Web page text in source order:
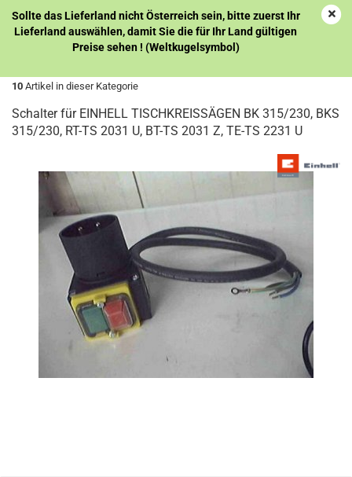
Sollte das Lieferland nicht Österreich sein, bitte zuerst Ihr
Lieferland auswählen, damit Sie die für Ihr Land gültigen
Preise sehen ! (Weltkugelsymbol)
10 Artikel in dieser Kategorie
Schalter für EINHELL TISCHKREISSÄGEN BK 315/230, BKS
315/230, RT-TS 2031 U, BT-TS 2031 Z, TE-TS 2231 U